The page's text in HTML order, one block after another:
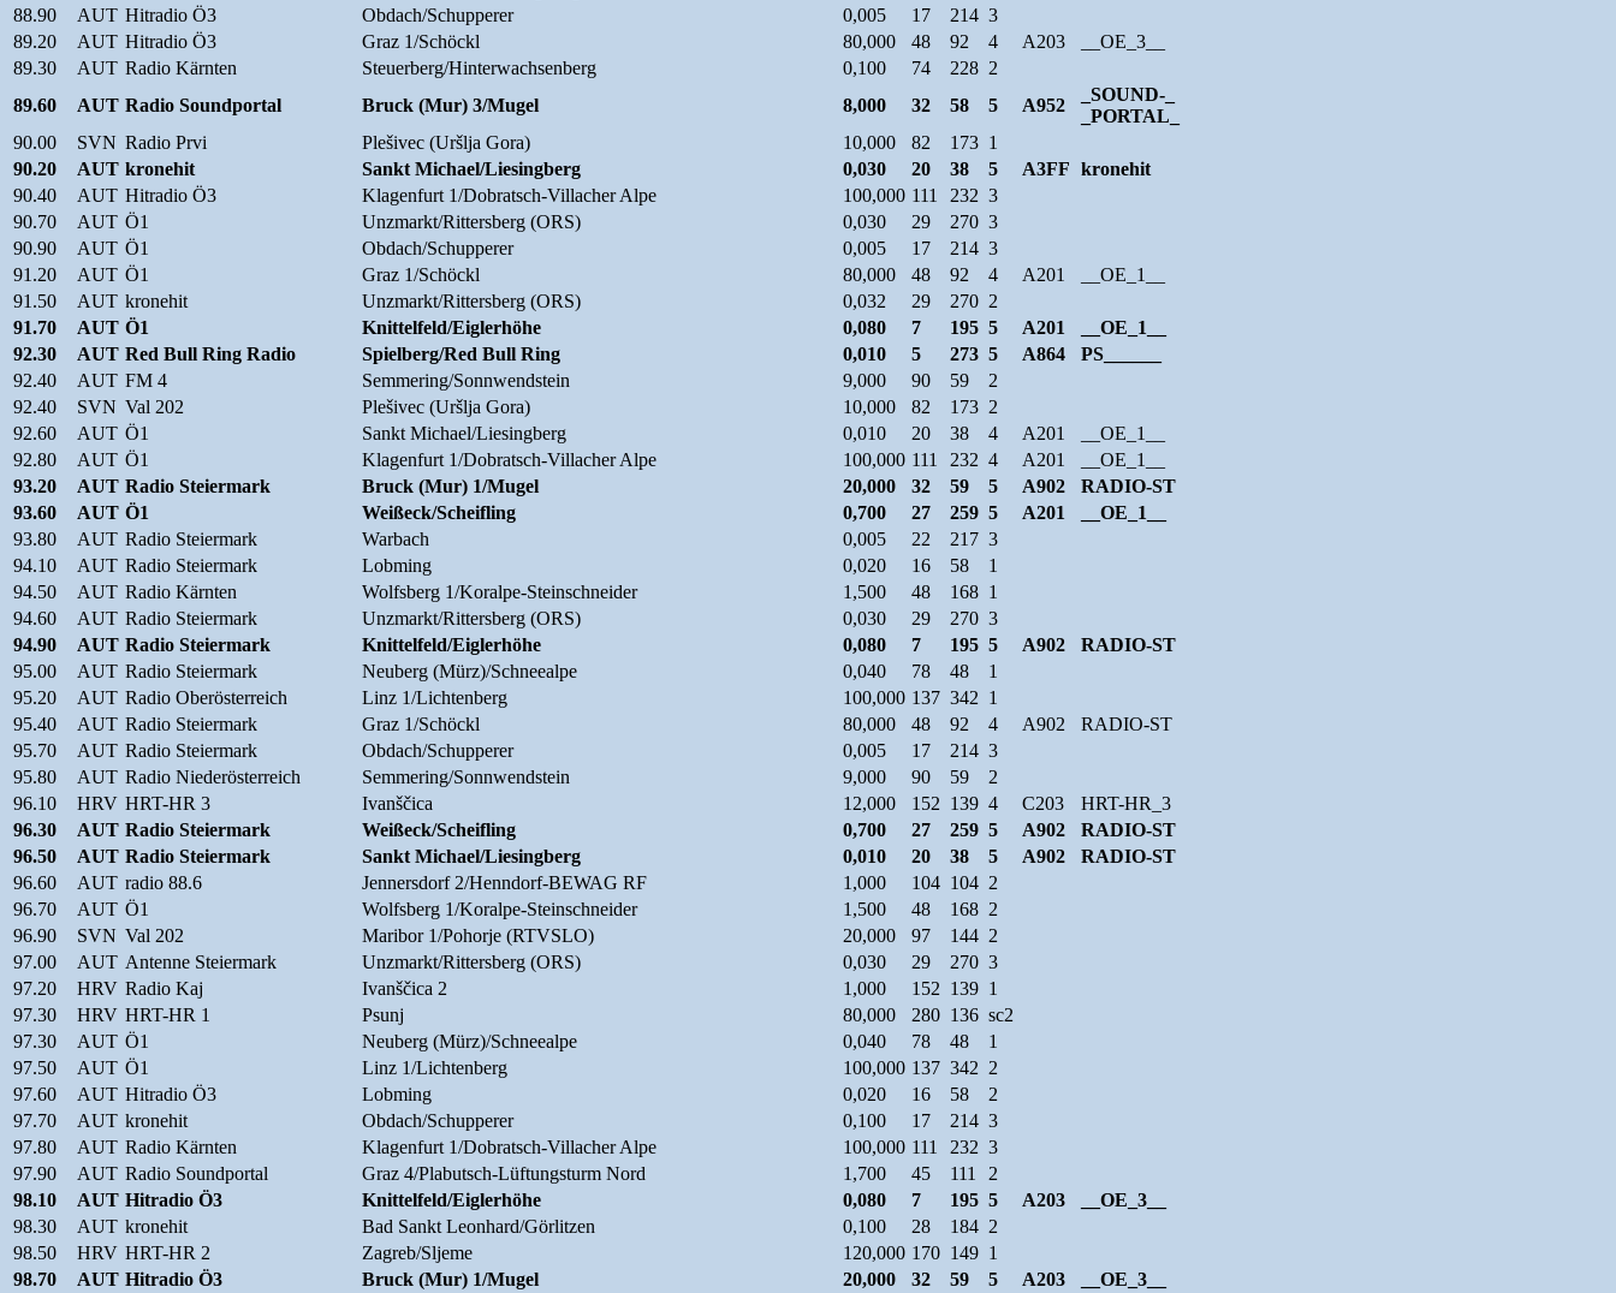
88.90
AUT Hitradio Ö3 Obdach/Schupperer 0,005 17 214 3
89.20
AUT Hitradio Ö3 Graz 1/Schöckl 80,000 48 92 4 A203
__OE_3__
89.30
AUT Radio Kärnten Steuerberg/Hinterwachsenberg 0,100 74 228 2
89.60
AUT Radio Soundportal Bruck (Mur) 3/Mugel 8,000 32 58 5 A952
_SOUND-_
_PORTAL_
90.00
SVN Radio Prvi Plešivec (Uršlja Gora) 10,000 82 173 1
90.20
AUT kronehit Sankt Michael/Liesingberg 0,030 20 38 5 A3FF kronehit
90.40
AUT Hitradio Ö3 Klagenfurt 1/Dobratsch-Villacher Alpe 100,000 111 232 3
90.70
AUT Ö1 Unzmarkt/Rittersberg (ORS) 0,030 29 270 3
90.90
AUT Ö1 Obdach/Schupperer 0,005 17 214 3
91.20
AUT Ö1 Graz 1/Schöckl 80,000 48 92 4 A201
__OE_1__
91.50
AUT kronehit Unzmarkt/Rittersberg (ORS) 0,032 29 270 2
91.70
AUT Ö1 Knittelfeld/Eiglerhöhe 0,080 7 195 5 A201
__OE_1__
92.30
AUT Red Bull Ring Radio Spielberg/Red Bull Ring 0,010 5 273 5 A864
PS______
92.40
AUT FM 4 Semmering/Sonnwendstein 9,000 90 59
2
92.40
SVN Val 202 Plešivec (Uršlja Gora) 10,000 82 173 2
92.60
AUT Ö1 Sankt Michael/Liesingberg 0,010 20 38 4 A201
__OE_1__
92.80
AUT Ö1 Klagenfurt 1/Dobratsch-Villacher Alpe 100,000 111 232 4 A201
__OE_1__
93.20
AUT Radio Steiermark Bruck (Mur) 1/Mugel 20,000 32 59 5 A902
RADIO-ST
93.60
AUT Ö1 Weißeck/Scheifling 0,700 27 259 5 A201
__OE_1__
93.80
AUT Radio Steiermark Warbach 0,005 22 217 3
94.10
AUT Radio Steiermark Lobming 0,020 16 58
1
94.50
AUT Radio Kärnten Wolfsberg 1/Koralpe-Steinschneider 1,500 48 168 1
94.60
AUT Radio Steiermark Unzmarkt/Rittersberg (ORS) 0,030 29 270 3
94.90
AUT Radio Steiermark Knittelfeld/Eiglerhöhe 0,080 7 195 5 A902
RADIO-ST
95.00
AUT Radio Steiermark Neuberg (Mürz)/Schneealpe 0,040 78 48
1
95.20
AUT Radio Oberösterreich Linz 1/Lichtenberg 100,000 137 342 1
95.40
AUT Radio Steiermark Graz 1/Schöckl 80,000 48 92 4 A902
RADIO-ST
95.70
AUT Radio Steiermark Obdach/Schupperer 0,005 17 214 3
95.80
AUT Radio Niederösterreich Semmering/Sonnwendstein 9,000 90 59
2
96.10
HRV HRT-HR 3 Ivanščica 12,000 152 139 4 C203
HRT-HR_3
96.30
AUT Radio Steiermark Weißeck/Scheifling 0,700 27 259 5 A902
RADIO-ST
96.50
AUT Radio Steiermark Sankt Michael/Liesingberg 0,010 20 38 5 A902
RADIO-ST
96.60
AUT radio 88.6 Jennersdorf 2/Henndorf-BEWAG RF 1,000 104 104 2
96.70
AUT Ö1 Wolfsberg 1/Koralpe-Steinschneider 1,500 48 168 2
96.90
SVN Val 202 Maribor 1/Pohorje (RTVSLO) 20,000 97 144 2
97.00
AUT Antenne Steiermark Unzmarkt/Rittersberg (ORS) 0,030 29 270 3
97.20
HRV Radio Kaj Ivanščica 2 1,000 152 139 1
97.30
HRV HRT-HR 1 Psunj 80,000 280 136 sc2
97.30
AUT Ö1 Neuberg (Mürz)/Schneealpe 0,040 78 48
1
97.50
AUT Ö1 Linz 1/Lichtenberg 100,000 137 342 2
97.60
AUT Hitradio Ö3 Lobming 0,020 16 58
2
97.70
AUT kronehit Obdach/Schupperer 0,100 17 214 3
97.80
AUT Radio Kärnten Klagenfurt 1/Dobratsch-Villacher Alpe 100,000 111 232 3
97.90
AUT Radio Soundportal Graz 4/Plabutsch-Lüftungsturm Nord 1,700 45 111
2
98.10
AUT Hitradio Ö3 Knittelfeld/Eiglerhöhe 0,080 7 195 5 A203
__OE_3__
98.30
AUT kronehit Bad Sankt Leonhard/Görlitzen 0,100 28 184 2
98.50
HRV HRT-HR 2 Zagreb/Sljeme 120,000 170 149 1
98.70
AUT Hitradio Ö3 Bruck (Mur) 1/Mugel 20,000 32 59 5 A203
__OE_3__